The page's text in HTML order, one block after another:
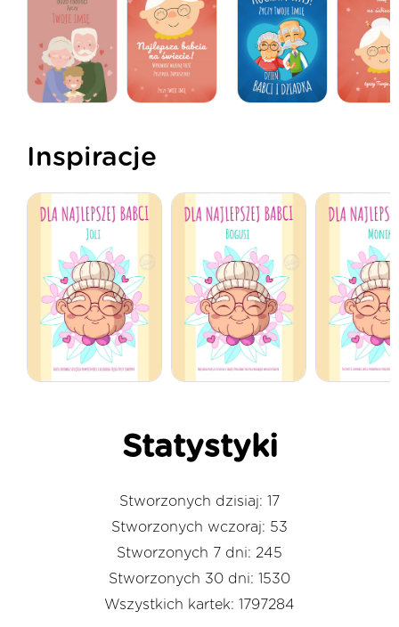
Inspiracje
Statystyki
Stworzonych dzisiaj: 17
Stworzonych wczoraj: 53
Stworzonych 7 dni: 245
Stworzonych 30 dni: 1530
Wszystkich kartek: 1797284